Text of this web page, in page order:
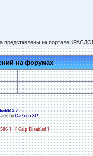
представлены на портале
на форумах
ExBB 1.7
byDaemon.XP
] [ Gzip Disabled ]